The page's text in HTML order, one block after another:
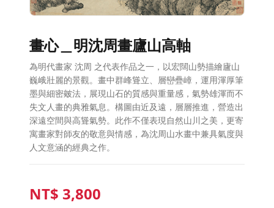
畫心＿明沈周畫廬山高軸
為明代畫家 沈周 之代表作品之一，以宏闊山勢描繪廬山
巍峨壯麗的景觀。畫中群峰聳立、層巒疊嶂，運用渾厚筆
墨與細密皴法，展現山石的質感與重量感，氣勢雄渾而不
失文人畫的典雅氣息。構圖由近及遠，層層推進，營造出
深遠空間與高聳氣勢。此作不僅表現自然山川之美，更寄
寓畫家對師友的敬意與情感，為沈周山水畫中兼具氣度與
人文意涵的經典之作。
NT$ 3,800